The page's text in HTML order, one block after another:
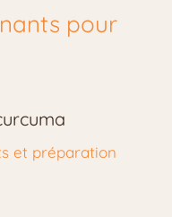
pour
et préparation